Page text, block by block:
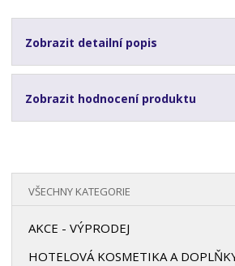
Zobrazit detailní popis
Zobrazit hodnocení produktu
VŠECHNY KATEGORIE
AKCE - VÝPRODEJ
HOTELOVÁ KOSMETIKA A